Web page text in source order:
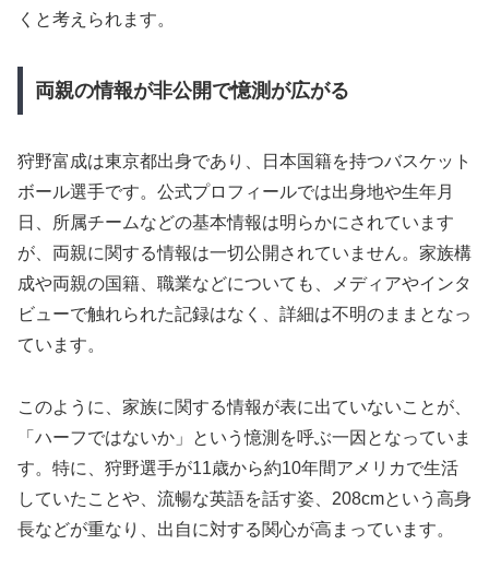
くと考えられます。
両親の情報が非公開で憶測が広がる
狩野富成は東京都出身であり、日本国籍を持つバスケット
ボール選手です。公式プロフィールでは出身地や生年月
日、所属チームなどの基本情報は明らかにされています
が、両親に関する情報は一切公開されていません。家族構
成や両親の国籍、職業などについても、メディアやインタ
ビューで触れられた記録はなく、詳細は不明のままとなっ
ています。
このように、家族に関する情報が表に出ていないことが、
「ハーフではないか」という憶測を呼ぶ一因となっていま
す。特に、狩野選手が11歳から約10年間アメリカで生活
していたことや、流暢な英語を話す姿、208cmという高身
長などが重なり、出自に対する関心が高まっています。